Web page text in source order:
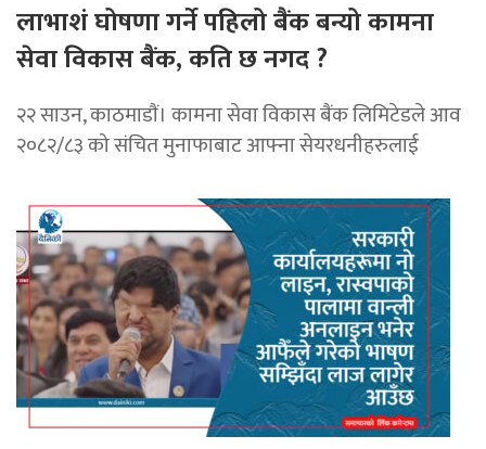
लाभाशं घोषणा गर्ने पहिलो बैंक बन्यो कामना
सेवा विकास बैंक, कति छ नगद ?
२२ साउन, काठमाडाैं। कामना सेवा विकास बैंक लिमिटेडले आव
२०८२/८३ को संचित मुनाफाबाट आफ्ना सेयरधनीहरुलाई